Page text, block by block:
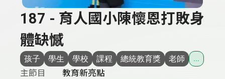
187 - 育人國小陳懷恩打敗身
體缺憾
孩子 學生 學校 課程 總統教育獎 老師 ...
主節目
教育新亮點